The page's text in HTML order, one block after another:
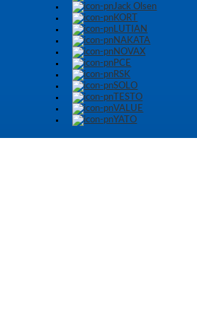
Jack Olsen
KORT
LUTIAN
NAKATA
NOVAX
PCE
RSK
SOLO
TESTO
VALUE
YATO